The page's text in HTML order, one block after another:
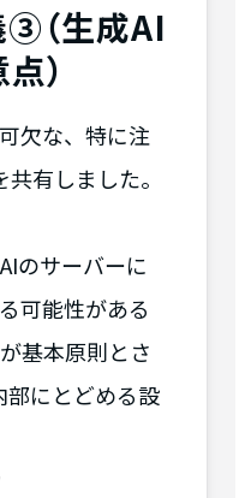
③（生成AI
）
欠な、特に注
有しました。
のサーバーに
可能性がある
基本原則とさ
にとどめる設